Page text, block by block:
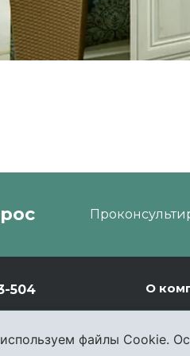
504 О
файлы Cookie.